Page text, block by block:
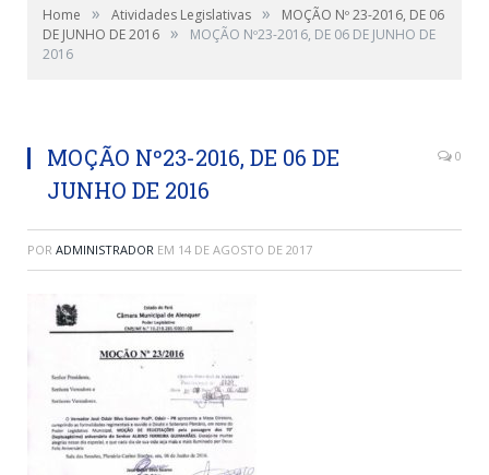
Home » Atividades Legislativas »
MOÇÃO Nº 23-2016, DE 06
DE JUNHO DE 2016 »
MOÇÃO Nº23-2016, DE 06 DE JUNHO DE
2016
MOÇÃO Nº23-2016, DE 06 DE
JUNHO DE 2016
0
POR ADMINISTRADOR EM 14 DE AGOSTO DE 2017